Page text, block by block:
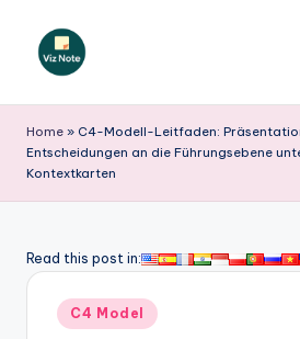
iz
N
o
e
G
Home » C4-Modell-Leitfaden:
Entscheidungen an die Führungsebene
Kontextkarten
Read this post in:
Posted
in
C4 Model